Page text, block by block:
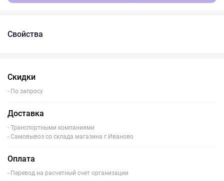
Свойства
Скидки
- По запросу
Доставка
- Транспортными компаниями
- Самовывоз со склада магазина г.Иваново
Оплата
- Перевод на расчетный счет организации